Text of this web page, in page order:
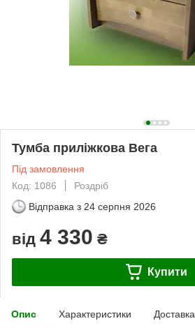
Тумба приліжкова Вега
Під замовлення
Код: 1086
Роздріб
Відправка з 24 серпня 2026
від 4 330 ₴
Купити
Опис Характеристики Доставка